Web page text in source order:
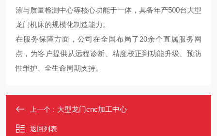
涂与质量检测中心等核心功能于一体，具备年产500台大型
龙门机床的规模化制造能力。
在服务保障方面，公司在全国布局了20余个直属服务网
点，为客户提供从远程诊断、精度校正到功能升级、预防
性维护、全生命周期支持。
上一个： 大型龙门cnc加工中心
返回列表